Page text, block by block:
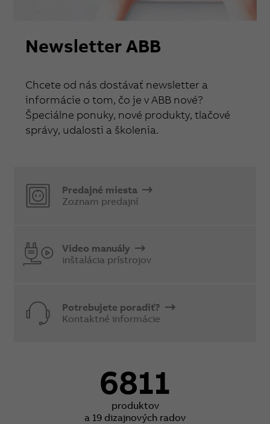
Newsletter ABB
Chcete od nás dostávať newsletter a
informácie o tom, čo je v ABB nové?
Špeciálne ponuky, nové produkty, tlačové
správy, udalosti a školenia.
Predajné miesta
Zoznam predajní
Video manuály
inštalácia prístrojov
Potrebujete poradiť?
Kontaktné informácie
6811
produktov
a 19 dizajnových radov